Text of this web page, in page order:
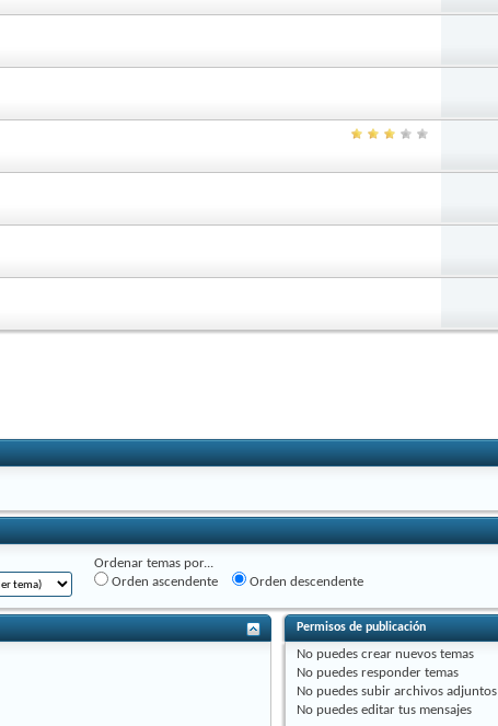
Ordenar temas por...
Orden ascendente
Orden descendente
Permisos de publicación
No puedes crear nuevos temas
No puedes responder temas
No puedes subir archivos adjuntos
No puedes editar tus mensajes